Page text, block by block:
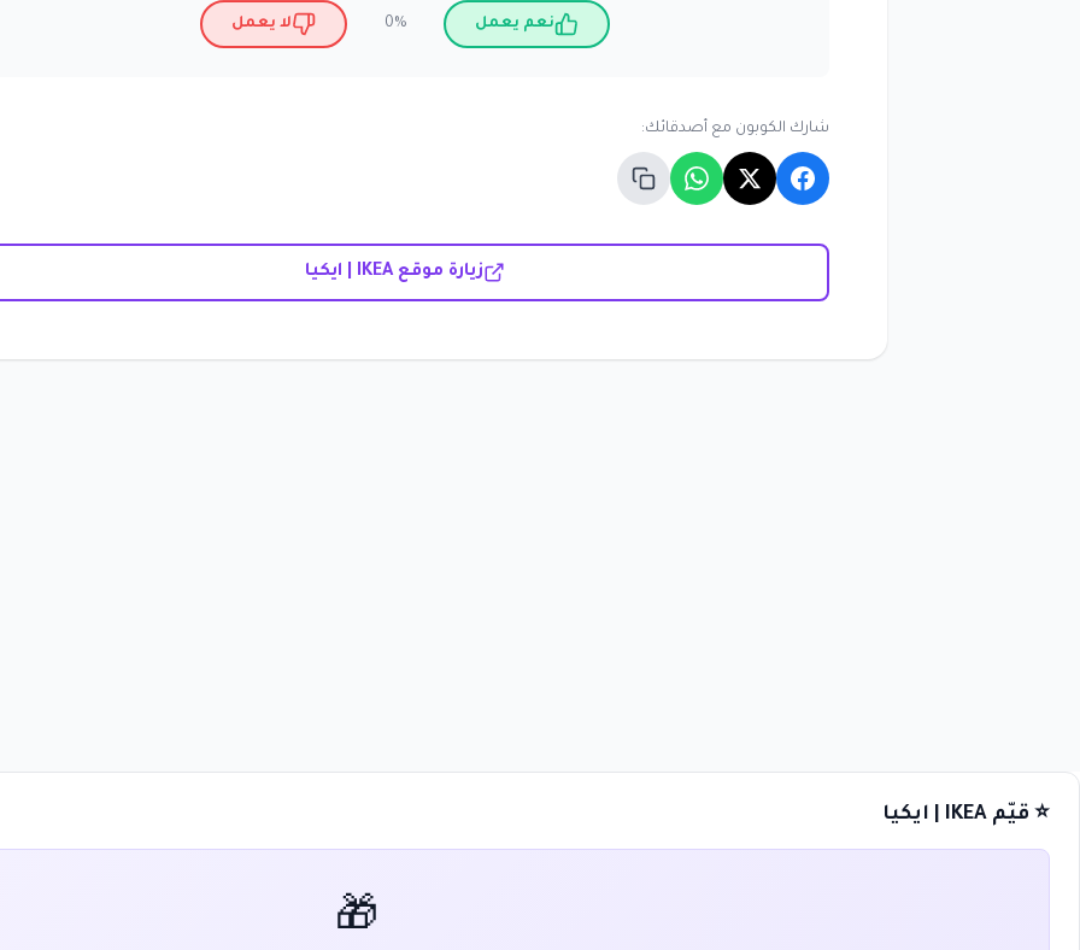
نعم يعمل 0% لا يعمل
شارك الكوبون مع أصدقائك:
زيارة موقع IKEA | ايكيا
⭐ قيّم IKEA | ايكيا
🎁